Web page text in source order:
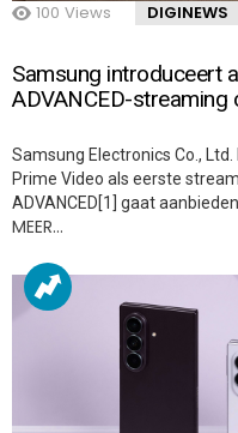
100 Views DIGINEWS
Samsung introduceert
ADVANCED-streaming
Samsung Electronics Co.,
Prime Video als eerste
ADVANCED[1] gaat
MEER…